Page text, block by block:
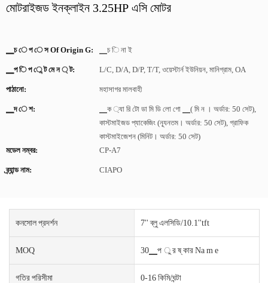
মোটরাইজড ইনক্লাইন 3.25HP এসি মোটর
▁চ ে প ে স Of Origin G: ▁চ ি না ই
▁প ি প ে ন্ট মে ন ্ ট: L/C, D/A, D/P, T/T, ওয়েস্টার্ন ইউনিয়ন, মানিগ্রাম, OA
পাঠানো: মহাসাগর মালবাহী
▁দ ে শ:
▁ক ্যা রি টো ডা মি ডি লো গো ▁( মি ন । অর্ডার: 50 সেট),
কাস্টমাইজড প্যাকেজিং (ন্যূনতম। অর্ডার: 50 সেট), গ্রাফিক
কাস্টমাইজেশন (মিনিট। অর্ডার: 50 সেট)
মডেল নম্বর:
CP-A7
ব্র্যান্ড নাম: CIAPO
কনসোল প্রদর্শন 7'' ব্লু এলসিডি/10.1''tft
MOQ 30▁প ু র ষ্ কার Na m e
গতির পরিসীমা 0-16 কিমি/ঘন্টা